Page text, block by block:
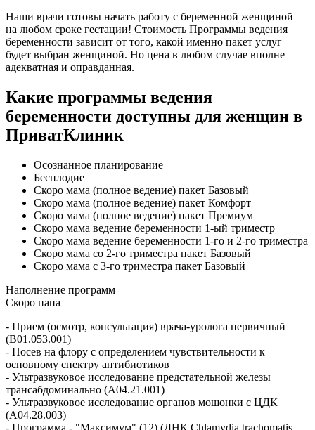
Наши врачи готовы начать работу с беременной женщиной
на любом сроке гестации! Стоимость Программы ведения
беременности зависит от того, какой именно пакет услуг
будет выбран женщиной. Но цена в любом случае вполне
адекватная и оправданная.
Какие программы ведения
беременности доступны для женщин в
ПриватКлиник
Осознанное планирование
Бесплодие
Скоро мама (полное ведение) пакет Базовый
Скоро мама (полное ведение) пакет Комфорт
Скоро мама (полное ведение) пакет Премиум
Скоро мама ведение беременности 1-ый триместр
Скоро мама ведение беременности 1-го и 2-го триместра
Скоро мама со 2-го триместра пакет Базовый
Скоро мама с 3-го триместра пакет Базовый
Наполнение программ
Скоро папа
- Прием (осмотр, консультация) врача-уролога первичный
(B01.053.001)
- Посев нa флору c определением чувствительности к
основному спектру антибиотиков
- Ультразвуковое исследование предстательной железы
трансабдоминально (A04.21.001)
- Ультразвуковое исследование органов мошонки с ЦДК
(A04.28.003)
- Программа - "Максимум" (12) (ДНК Chlamydia trachomatis ,